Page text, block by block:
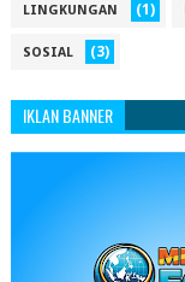
LINGKUNGAN (1)
SOSIAL (3)
IKLAN BANNER